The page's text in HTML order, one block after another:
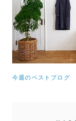
今週のベストブログ